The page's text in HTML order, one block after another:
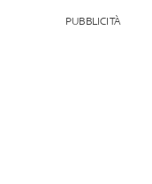
PUBBLICITÀ